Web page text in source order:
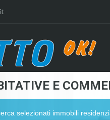
E
selezionati immobili